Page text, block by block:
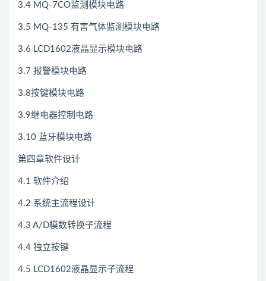
3.4 MQ-7CO监测模块电路
3.5 MQ-135 有害气体监测模块电路
3.6 LCD1602液晶显示模块电路
3.7 报警模块电路
3.8按键模块电路
3.9继电器控制电路
3.10 蓝牙模块电路
第四章软件设计
4.1 软件介绍
4.2 系统主流程设计
4.3 A/D模数转换子流程
4.4 独立按键
4.5 LCD1602液晶显示子流程